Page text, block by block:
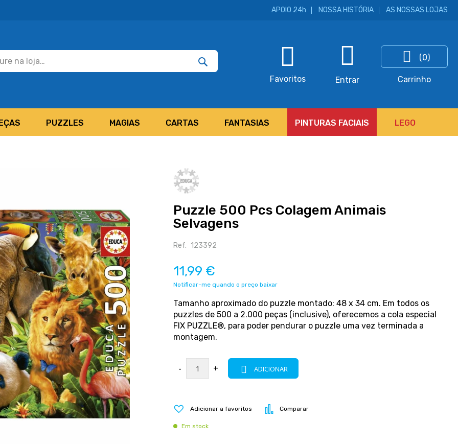
APOIO 24h NOSSA HISTÓRIA AS NOSSAS LOJAS
Pesquisar Pesquisar
Favoritos Entrar
(0)
Carrinho
PUZZLES MAGIAS CARTAS FANTASIAS PINTURAS FACIAIS LEGO
Puzzle 500 Pcs Colagem Animais
Selvagens
Ref. 123392
11,99 €
Notificar-me quando o preço baixar
Tamanho aproximado do puzzle montado: 48 x 34 cm. Em todos os
puzzles de 500 a 2.000 peças (inclusive), oferecemos a cola especial
FIX PUZZLE®, para poder pendurar o puzzle uma vez terminada a
montagem.
- + ADICIONAR
Adicionar a favoritos Comparar
Em stock